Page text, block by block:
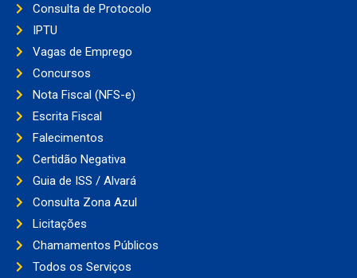
Consulta de Protocolo
IPTU
Vagas de Emprego
Concursos
Nota Fiscal (NFS-e)
Escrita Fiscal
Falecimentos
Certidão Negativa
Guia de ISS / Alvará
Consulta Zona Azul
Licitações
Chamamentos Públicos
Todos os Serviços